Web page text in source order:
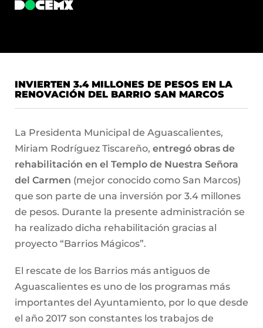
INVIERTEN 3.4 MILLONES DE PESOS EN LA
RENOVACIÓN DEL BARRIO SAN MARCOS
La Presidenta Municipal de Aguascalientes,
Miriam Rodríguez Tiscareño, entregó obras de
rehabilitación en el Templo de Nuestra Señora
del Carmen (mejor conocido como San Marcos)
que son parte de una inversión por 3.4 millones
de pesos. Durante la presente administración se
ha realizado dicha rehabilitación gracias al
proyecto “Barrios Mágicos”.
El rescate de los Barrios más antiguos de
Aguascalientes es uno de los programas más
importantes del Ayuntamiento, por lo que desde
el año 2017 son constantes los trabajos de